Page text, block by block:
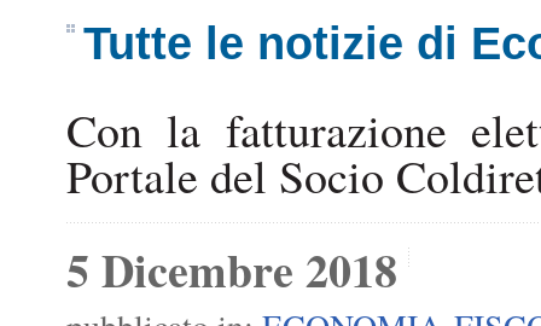
Tutte le notizie di
Con la fatturazione
Portale del Socio
5 Dicembre 2018